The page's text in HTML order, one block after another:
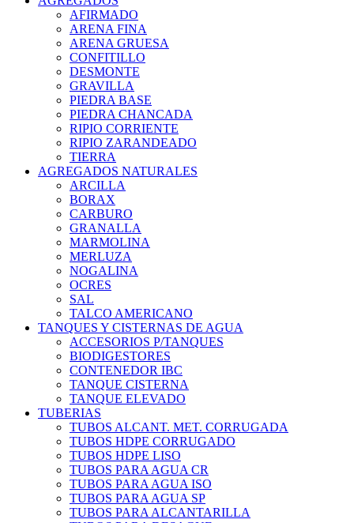
AFIRMADO
ARENA FINA
ARENA GRUESA
CONFITILLO
DESMONTE
GRAVILLA
PIEDRA BASE
PIEDRA CHANCADA
RIPIO CORRIENTE
RIPIO ZARANDEADO
TIERRA
AGREGADOS NATURALES
ARCILLA
BORAX
CARBURO
GRANALLA
MARMOLINA
MERLUZA
NOGALINA
OCRES
SAL
TALCO AMERICANO
TANQUES Y CISTERNAS DE AGUA
ACCESORIOS P/TANQUES
BIODIGESTORES
CONTENEDOR IBC
TANQUE CISTERNA
TANQUE ELEVADO
TUBERIAS
TUBOS ALCANT. MET. CORRUGADA
TUBOS HDPE CORRUGADO
TUBOS HDPE LISO
TUBOS PARA AGUA CR
TUBOS PARA AGUA ISO
TUBOS PARA AGUA SP
TUBOS PARA ALCANTARILLA